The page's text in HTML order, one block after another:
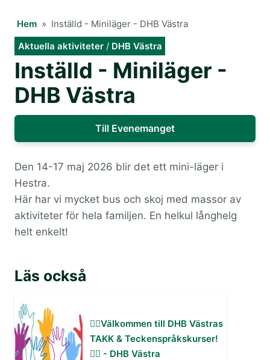
Hem » Inställd - Miniläger - DHB Västra
Aktuella aktiviteter/ DHB Västra
Inställd - Miniläger -
DHB Västra
Till Evenemanget
Den 14-17 maj 2026 blir det ett mini-läger i
Hestra.
Här har vi mycket bus och skoj med massor av
aktiviteter för hela familjen. En helkul långhelg
helt enkelt!
Läs också
✋🏻Välkommen till DHB Västras
TAKK & Teckenspråkskurser!
✋🏻 - DHB Västra